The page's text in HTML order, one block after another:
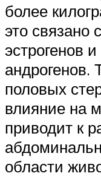
более
это связано
эстрогенов
андрогенов.
половых
влияние на
приводит к
области